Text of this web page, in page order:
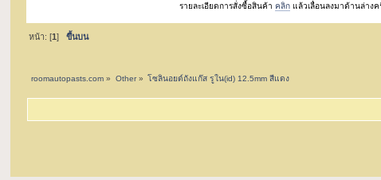
รายละเอียดการสั่งซื้อสินค้าคลิก แล้วเลื่อนลงมาด้านล่างค
หน้า: [1] ขึ้นบน
roomautopasts.com » Other» โซลินอยด์ถังแก๊ส รูใน(id) 12.5mm สีแดง